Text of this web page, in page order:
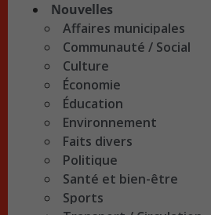
Nouvelles
Affaires municipales
Communauté / Social
Culture
Économie
Éducation
Environnement
Faits divers
Politique
Santé et bien-être
Sports